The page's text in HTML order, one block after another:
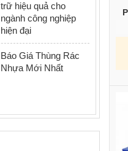
trữ hiệu quả cho
ngành công nghiệp
hiện đại
Báo Giá Thùng Rác
Nhựa Mới Nhất